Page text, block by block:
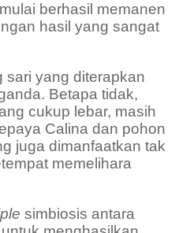
berhasil memanen
hasil yang sangat
sari yang diterapkan
Betapa tidak,
cukup lebar, masih
Calina dan pohon
juga dimanfaatkan tak
memelihara
simbiosis antara